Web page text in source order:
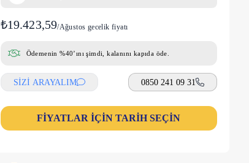
₺19.423,59/Ağustos gecelik fiyatı
Ödemenin %40’ını şimdi, kalanını kapıda öde.
SİZİ ARAYALIM 0850 241 09 31
FİYATLAR İÇİN TARİH SEÇİN